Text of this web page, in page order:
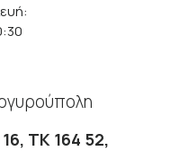
ΤΚ 164 52,